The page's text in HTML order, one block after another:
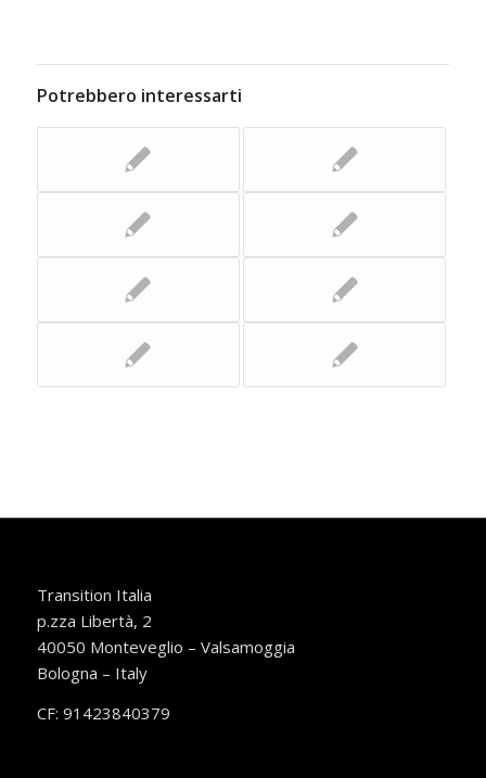
Potrebbero interessarti
Transition Italia
p.zza Libertà, 2
40050 Monteveglio – Valsamoggia
Bologna – Italy
CF: 91423840379